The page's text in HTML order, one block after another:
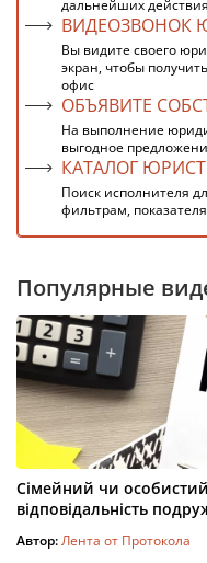
дальнейших
ВИДЕОЗВОНОК
Вы видите своего
экран, чтобы
офис
ОБЪЯВИТЕ
На выполнение
выгодное
КАТАЛОГ
Поиск исполнителя
фильтрам,
Популярные
Сімейний чи
відповідальність
Автор:Лента от Протокола